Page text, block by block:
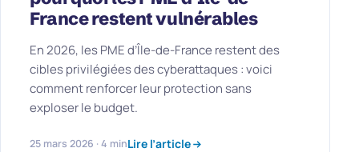
France restent vulnérables
En 2026, les PME d’Île-de-France restent des
cibles privilégiées des cyberattaques : voici
comment renforcer leur protection sans
exploser le budget.
25 mars 2026 · 4 minLire l’article